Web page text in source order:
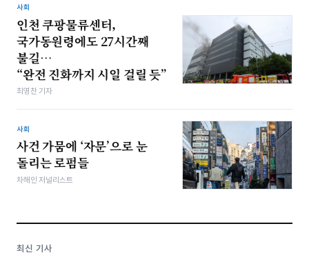
사회
인천 쿠팡물류센터,
국가동원령에도 27시간째
불길…
“완전 진화까지 시일 걸릴 듯”
최영찬 기자
사회
사건 가뭄에 ‘자문’으로 눈
돌리는 로펌들
차해인 저널리스트
최신 기사